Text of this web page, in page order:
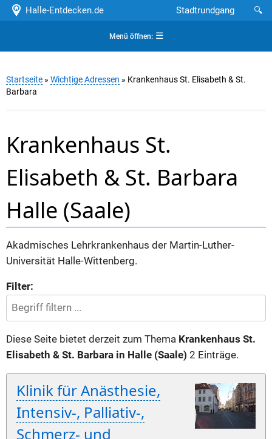
Halle-Entdecken.de 🔍
Stadtrundgang
Menü öffnen:☰
Startseite » Wichtige Adressen » Krankenhaus St. Elisabeth & St.
Barbara
Krankenhaus St.
Elisabeth & St. Barbara
Halle (Saale)
Akadmisches Lehrkrankenhaus der Martin-Luther-
Universität Halle-Wittenberg.
Filter:
Diese Seite bietet derzeit zum Thema Krankenhaus St.
Elisabeth & St. Barbara in Halle (Saale) 2 Einträge.
Klinik für Anästhesie,
Intensiv-, Palliativ-,
Schmerz- und